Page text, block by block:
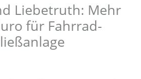
Liebetruth: Mehr
für Fahrrad-